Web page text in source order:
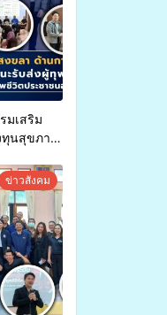
มเสริม
ทุนสุขภาพ
ลดความ
นอย่าง
ข่าวสังคม